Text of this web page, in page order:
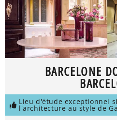
BARCELONE
Lieu d'étude exceptionnel
l'architecture au style de